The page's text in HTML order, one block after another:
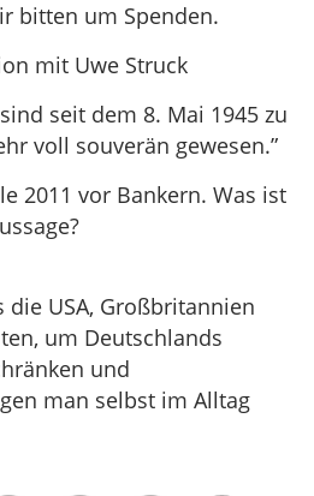
bitten um Spenden.
mit Uwe Struck
seit dem 8. Mai 1945 zu
voll souverän gewesen.”
2011 vor Bankern. Was ist
die USA, Großbritannien
um Deutschlands
und
man selbst im Alltag